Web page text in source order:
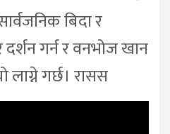
बिदा र
दर्शन गर्न र वनभोज खान
गर्छ। रासस